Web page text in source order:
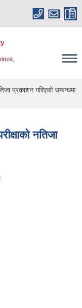
प्रकाशन गरिएको सम्बन्धमा
नतिजा